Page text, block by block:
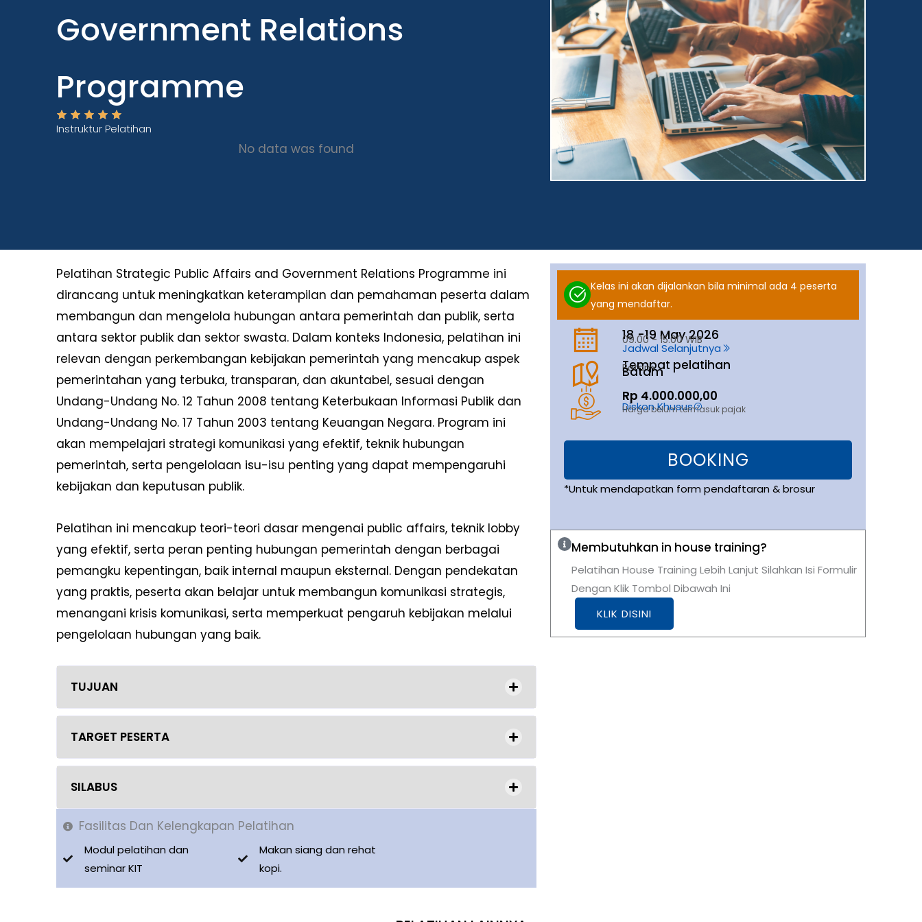
Government Relations
Programme
Instruktur Pelatihan
No data was found
Pelatihan Strategic Public Affairs and Government Relations Programme ini
dirancang untuk meningkatkan keterampilan dan pemahaman peserta dalam
membangun dan mengelola hubungan antara pemerintah dan publik, serta
antara sektor publik dan sektor swasta. Dalam konteks Indonesia, pelatihan ini
relevan dengan perkembangan kebijakan pemerintah yang mencakup aspek
pemerintahan yang terbuka, transparan, dan akuntabel, sesuai dengan
Undang-Undang No. 12 Tahun 2008 tentang Keterbukaan Informasi Publik dan
Undang-Undang No. 17 Tahun 2003 tentang Keuangan Negara. Program ini
akan mempelajari strategi komunikasi yang efektif, teknik hubungan
pemerintah, serta pengelolaan isu-isu penting yang dapat mempengaruhi
kebijakan dan keputusan publik.
Pelatihan ini mencakup teori-teori dasar mengenai public affairs, teknik lobby
yang efektif, serta peran penting hubungan pemerintah dengan berbagai
pemangku kepentingan, baik internal maupun eksternal. Dengan pendekatan
yang praktis, peserta akan belajar untuk membangun komunikasi strategis,
menangani krisis komunikasi, serta memperkuat pengaruh kebijakan melalui
pengelolaan hubungan yang baik.
TUJUAN
TARGET PESERTA
SILABUS
Fasilitas Dan Kelengkapan Pelatihan
Modul pelatihan dan
seminar KIT
Makan siang dan rehat
kopi.
Kelas ini akan dijalankan bila minimal ada 4 peserta
yang mendaftar.
18 -19 May 2026
09.00 - 15.00 WIB
Jadwal Selanjutnya
Tempat pelatihan
Batam
Batam
Rp 4.000.000,00
Diskon Khusus
Harga belum termasuk pajak
BOOKING
*Untuk mendapatkan form pendaftaran & brosur
Membutuhkan in house training?
Pelatihan House Training Lebih Lanjut Silahkan Isi Formulir
Dengan Klik Tombol Dibawah Ini
KLIK DISINI